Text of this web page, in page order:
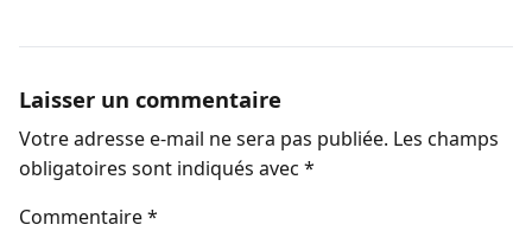
Laisser un commentaire
Votre adresse e-mail ne sera pas publiée. Les champs
obligatoires sont indiqués avec *
Commentaire*